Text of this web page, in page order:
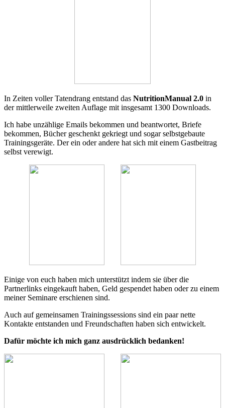
In Zeiten voller Tatendrang entstand das NutritionManual 2.0 in
der mittlerweile zweiten Auflage mit insgesamt 1300 Downloads.
Ich habe unzählige Emails bekommen und beantwortet, Briefe
bekommen, Bücher geschenkt gekriegt und sogar selbstgebaute
Trainingsgeräte. Der ein oder andere hat sich mit einem Gastbeitrag
selbst verewigt.
Einige von euch haben mich unterstützt indem sie über die
Partnerlinks eingekauft haben, Geld gespendet haben oder zu einem
meiner Seminare erschienen sind.
Auch auf gemeinsamen Trainingssessions sind ein paar nette
Kontakte entstanden und Freundschaften haben sich entwickelt.
Dafür möchte ich mich ganz ausdrücklich bedanken!